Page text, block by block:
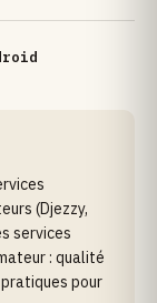
(Djezzy,
services
: qualité
pour